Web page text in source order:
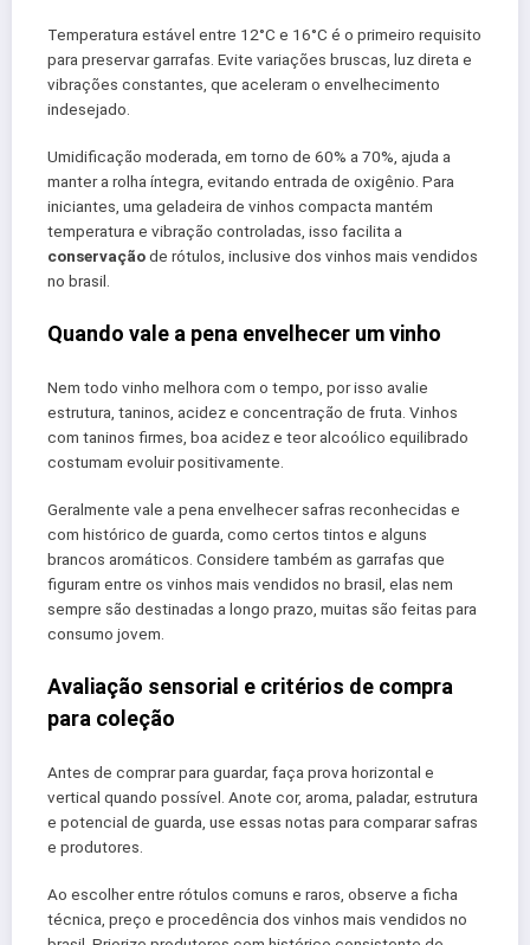
Temperatura estável entre 12°C e 16°C é o primeiro requisito
para preservar garrafas. Evite variações bruscas, luz direta e
vibrações constantes, que aceleram o envelhecimento
indesejado.
Umidificação moderada, em torno de 60% a 70%, ajuda a
manter a rolha íntegra, evitando entrada de oxigênio. Para
iniciantes, uma geladeira de vinhos compacta mantém
temperatura e vibração controladas, isso facilita a
conservaçãode rótulos, inclusive dos vinhos mais vendidos
no brasil.
Quando vale a pena envelhecer um vinho
Nem todo vinho melhora com o tempo, por isso avalie
estrutura, taninos, acidez e concentração de fruta. Vinhos
com taninos firmes, boa acidez e teor alcoólico equilibrado
costumam evoluir positivamente.
Geralmente vale a pena envelhecer safras reconhecidas e
com histórico de guarda, como certos tintos e alguns
brancos aromáticos. Considere também as garrafas que
figuram entre os vinhos mais vendidos no brasil, elas nem
sempre são destinadas a longo prazo, muitas são feitas para
consumo jovem.
Avaliação sensorial e critérios de compra
para coleção
Antes de comprar para guardar, faça prova horizontal e
vertical quando possível. Anote cor, aroma, paladar, estrutura
e potencial de guarda, use essas notas para comparar safras
e produtores.
Ao escolher entre rótulos comuns e raros, observe a ficha
técnica, preço e procedência dos vinhos mais vendidos no